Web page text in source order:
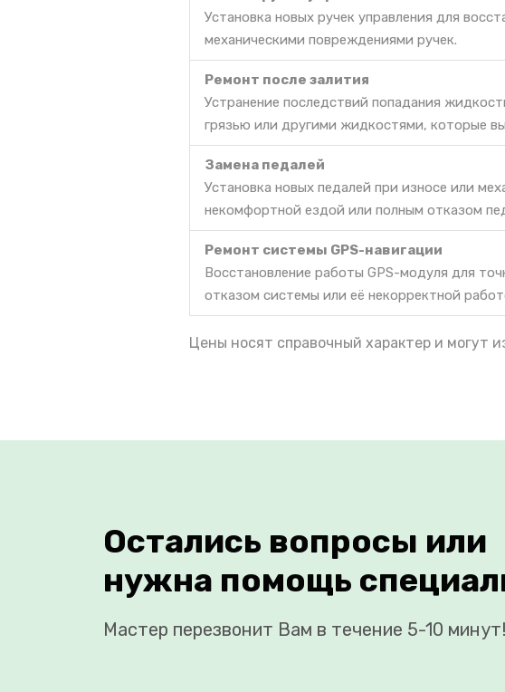
Установка новых ручек управления для
механическими повреждениями ручек.
Ремонт после залития
Устранение последствий попадания
грязью или другими жидкостями, которые
Замена педалей
Установка новых педалей при износе или
некомфортной ездой или полным отказом
Ремонт системы GPS-навигации
Восстановление работы GPS-модуля для
отказом системы или её некорректной
Цены носят справочный характер и могут
Остались вопросы или
нужна помощь
Мастер перезвонит Вам в течение 5-10 минут!